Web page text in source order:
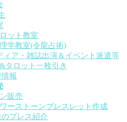
ット教室
学教室(令龍占術)
ィア・雑誌出演＆イベント派遣等
タロット一枚引き
報
販売
ーストーンブレスレット作成
ブレス紹介